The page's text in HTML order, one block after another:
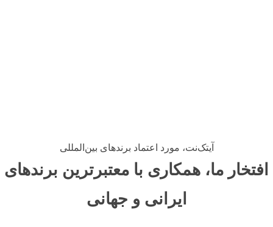
آیتک‌نت، مورد اعتماد برندهای بین‌المللی
افتخار ما، همکاری با معتبرترین برندهای
ایرانی و جهانی